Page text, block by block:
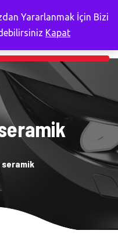
seramik
Yararlanmak İçin Bizi
Kapat